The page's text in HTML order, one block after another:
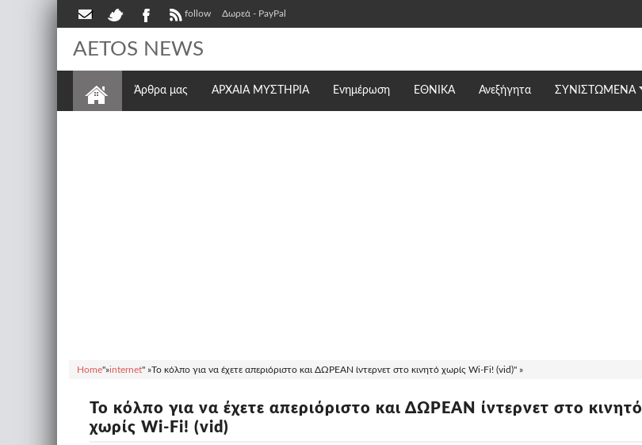
follow Δωρεά - PayPal
AETOS NEWS
Άρθρα μας ΑΡΧΑΙΑ ΜΥΣΤΗΡΙΑ Ενημέρωση ΕΘΝΙΚΆ Ανεξήγητα ΣΥΝΙΣΤΩΜΕΝΑ
Home"»internet" »Το κόλπο για να έχετε απεριόριστο και ΔΩΡΕΑΝ ίντερνετ στο κινητό χωρίς Wi-Fi! (vid)" »
Το κόλπο για να έχετε απεριόριστο και ΔΩΡΕΑΝ ίντερνετ στο κινητό
χωρίς Wi-Fi! (vid)